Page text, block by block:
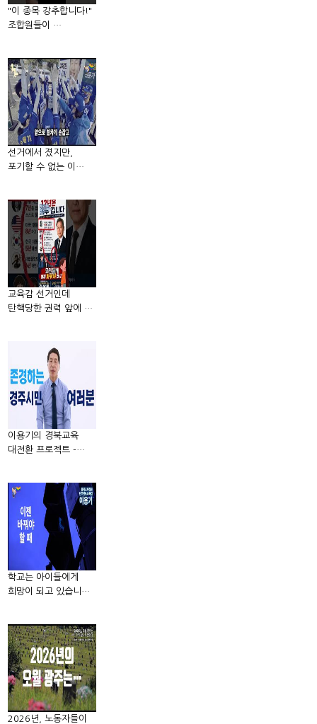
"이 종목 강추합니다!"
조합원들이 …
선거에서 졌지만,
포기할 수 없는 이…
교육감 선거인데
탄핵당한 권력 앞에 …
이용기의 경북교육
대전환 프로젝트 -…
학교는 아이들에게
희망이 되고 있습니…
2026년, 노동자들이